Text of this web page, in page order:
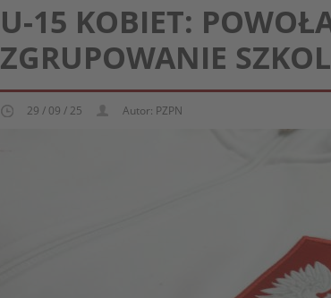
U-15 KOBIET:
ZGRUPOWANIE
29 / 09 / 25 Autor: PZPN